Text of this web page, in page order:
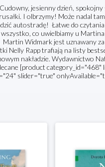
jesienny dzień,
I olbrzymy! Może nadal
autostradę! Łatwe do
wszystko, co uwielbiamy u
Widmark jest uznawany za
Nelly Rapp trafiają na listy
nakładzie. Wydawnictwo
[product
slider="true"